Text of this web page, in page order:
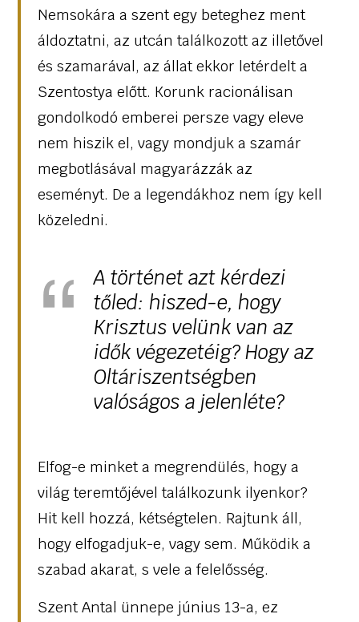
Nemsokára a szent egy beteghez ment
áldoztatni, az utcán találkozott az illetővel
és szamarával, az állat ekkor letérdelt a
Szentostya előtt. Korunk racionálisan
gondolkodó emberei persze vagy eleve
nem hiszik el, vagy mondjuk a szamár
megbotlásával magyarázzák az
eseményt. De a legendákhoz nem így kell
közeledni.
A történet azt kérdezi
tőled: hiszed-e, hogy
Krisztus velünk van az
idők végezetéig? Hogy az
Oltáriszentségben
valóságos a jelenléte?
Elfog-e minket a megrendülés, hogy a
világ teremtőjével találkozunk ilyenkor?
Hit kell hozzá, kétségtelen. Rajtunk áll,
hogy elfogadjuk-e, vagy sem. Működik a
szabad akarat, s vele a felelősség.
Szent Antal ünnepe június 13-a, ez